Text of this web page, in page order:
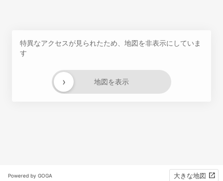
特異なアクセスが見られたため、地図を非表示にしていま
す
地図を表示
›
Powered by GOGA 大きな地図